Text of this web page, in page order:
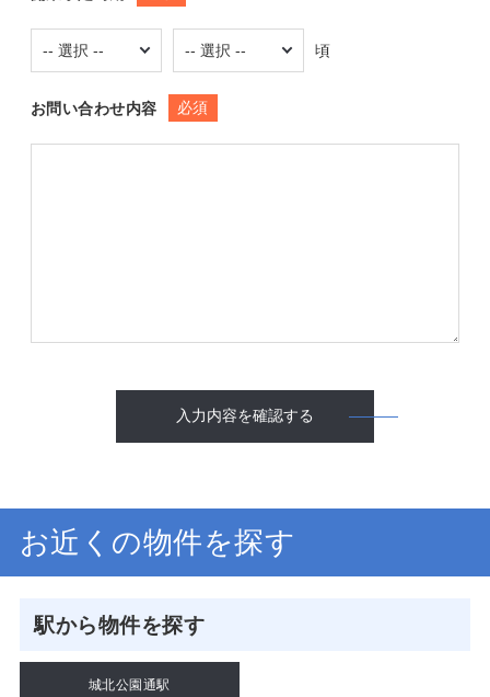
頃
お問い合わせ内容 必須
入力内容を確認する
お近くの物件を探す
駅から物件を探す
城北公園通駅